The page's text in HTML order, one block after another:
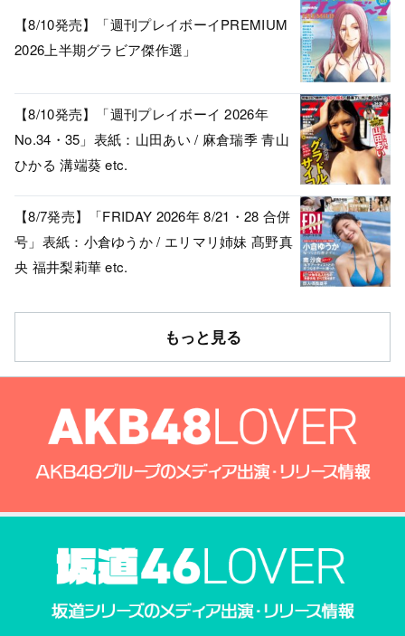
【8/10発売】「週刊プレイボーイPREMIUM
2026上半期グラビア傑作選」
【8/10発売】「週刊プレイボーイ 2026年
No.34・35」表紙：山田あい / 麻倉瑞季 青山
ひかる 溝端葵 etc.
【8/7発売】「FRIDAY 2026年 8/21・28 合併
号」表紙：小倉ゆうか / エリマリ姉妹 髙野真
央 福井梨莉華 etc.
もっと見る